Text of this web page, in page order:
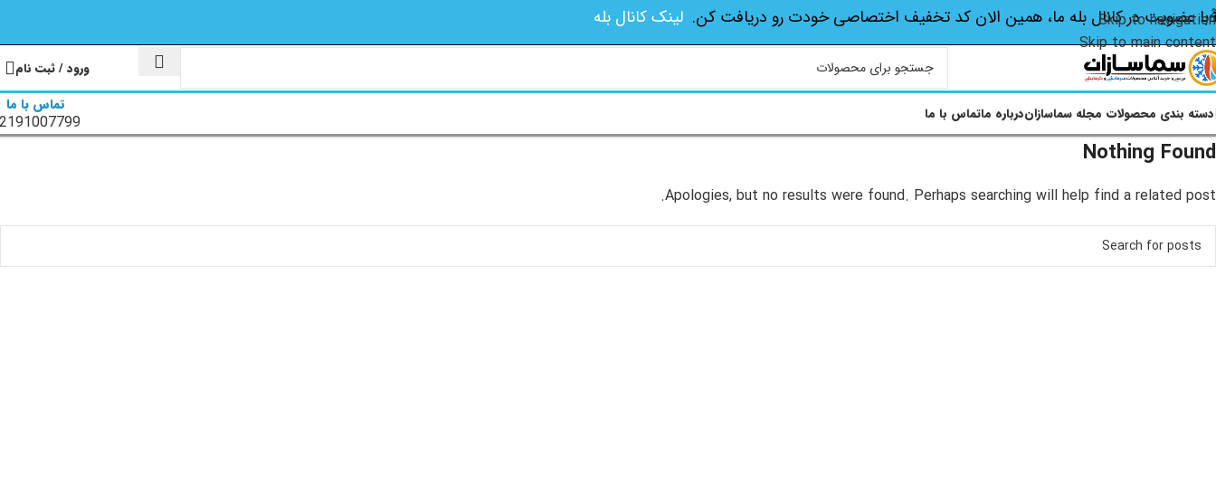
Skip to navigation
Skip to main content
عضویت در کانال بله ما، همین الان کد تخفیف اختصاصی‌ خودت رو دریافت کن. لینک کانال بله
ورود / ثبت نام
دسته بندی محصولات مجله سماسازاندرباره ماتماس با ما تماس با ما
Nothing Found
Apologies, but no results were found. Perhaps searching will help find a related post.